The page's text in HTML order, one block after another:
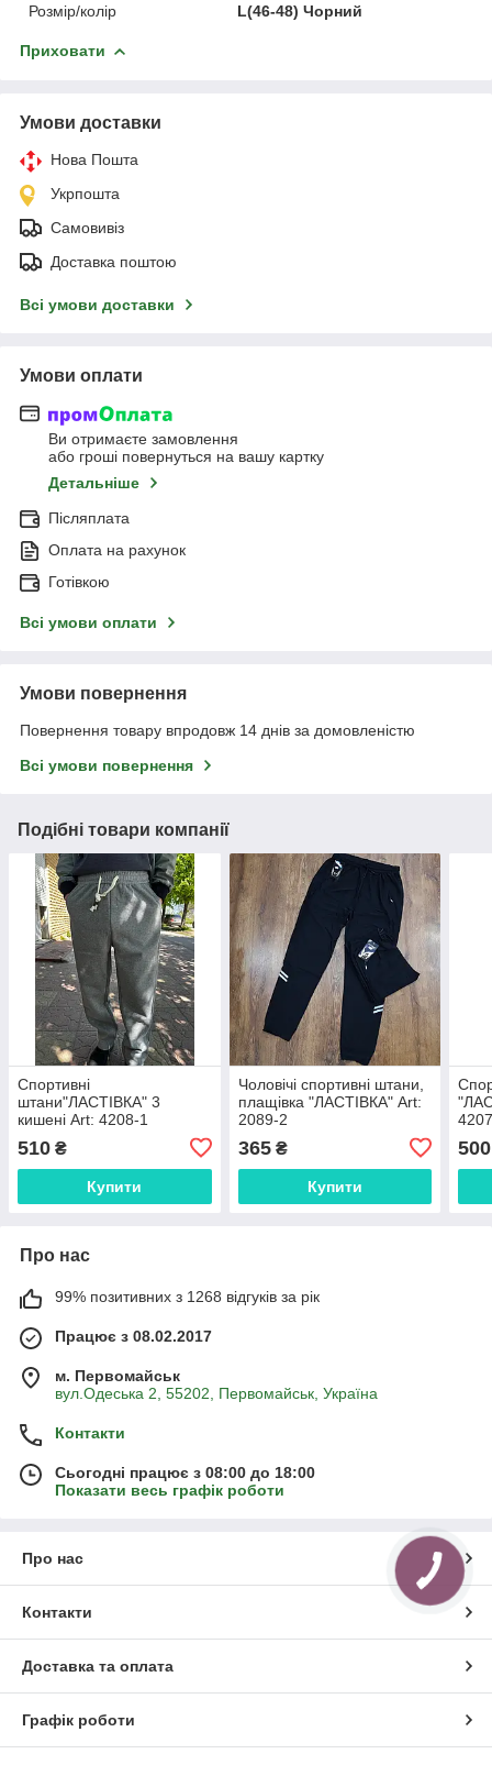
Розмір/колір
L(46-48) Чорний
Приховати
Умови доставки
Нова Пошта
Укрпошта
Самовивіз
Доставка поштою
Всі умови доставки
Умови оплати
Ви отримаєте замовлення
або гроші повернуться на вашу картку
Детальніше
Післяплата
Оплата на рахунок
Готівкою
Всі умови оплати
Умови повернення
Повернення товару впродовж 14 днів за домовленістю
Всі умови повернення
Подібні товари компанії
Спортивні
штани"ЛАСТІВКА" 3
кишені Art: 4208-1
510 ₴
Купити
Чоловічі спортивні штани,
плащівка "ЛАСТІВКА" Art:
2089-2
365₴
Купити
500
Про нас
99% позитивних з 1268 відгуків за рік
Працює з 08.02.2017
м. Первомайськ
вул.Одеська 2, 55202, Первомайськ, Україна
Контакти
Сьогодні працює з 08:00 до 18:00
Показати весь графік роботи
Про нас
Контакти
Доставка та оплата
Графік роботи